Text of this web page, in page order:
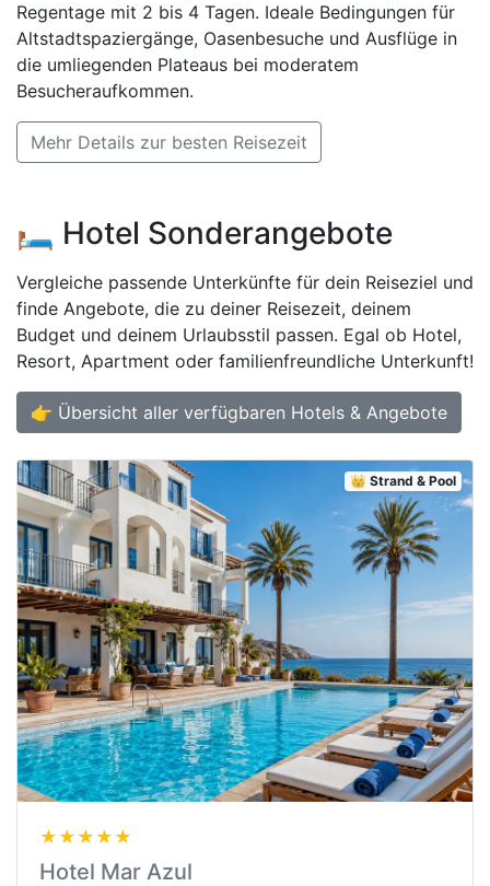
Regentage mit 2 bis 4 Tagen. Ideale Bedingungen für
Altstadtspaziergänge, Oasenbesuche und Ausflüge in
die umliegenden Plateaus bei moderatem
Besucheraufkommen.
Mehr Details zur besten Reisezeit
🛏️ Hotel Sonderangebote
Vergleiche passende Unterkünfte für dein Reiseziel und
finde Angebote, die zu deiner Reisezeit, deinem
Budget und deinem Urlaubsstil passen. Egal ob Hotel,
Resort, Apartment oder familienfreundliche Unterkunft!
👉 Übersicht aller verfügbaren Hotels & Angebote
👑 Strand & Pool
★★★★★
Hotel Mar Azul